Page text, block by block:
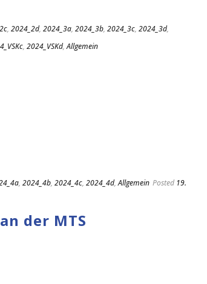
, 2024_2d, 2024_3a, 2024_3b, 2024_3c, 2024_3d,
, 2024_VSKd,Allgemein
, 2024_4b, 2024_4c, 2024_4d,Allgemein Posted 19.
der MTS